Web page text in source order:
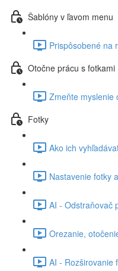
Šablóny v ľavom menu
Prispôsobené na
Otočne prácu s fotkami
Zmeňte myslenie
Fotky
Ako ich
Nastavenie fotky
AI - Odstraňovač
Orezanie,
AI - Rozširovanie